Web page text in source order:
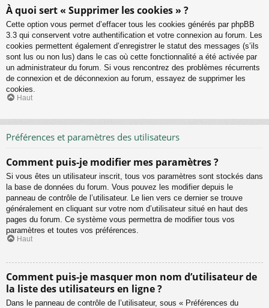
À quoi sert « Supprimer les cookies » ?
Cette option vous permet d’effacer tous les cookies générés par phpBB
3.3 qui conservent votre authentification et votre connexion au forum. Les
cookies permettent également d’enregistrer le statut des messages (s’ils
sont lus ou non lus) dans le cas où cette fonctionnalité a été activée par
un administrateur du forum. Si vous rencontrez des problèmes récurrents
de connexion et de déconnexion au forum, essayez de supprimer les
cookies.
Haut
Préférences et paramètres des utilisateurs
Comment puis-je modifier mes paramètres ?
Si vous êtes un utilisateur inscrit, tous vos paramètres sont stockés dans
la base de données du forum. Vous pouvez les modifier depuis le
panneau de contrôle de l’utilisateur. Le lien vers ce dernier se trouve
généralement en cliquant sur votre nom d’utilisateur situé en haut des
pages du forum. Ce système vous permettra de modifier tous vos
paramètres et toutes vos préférences.
Haut
Comment puis-je masquer mon nom d’utilisateur de
la liste des utilisateurs en ligne ?
Dans le panneau de contrôle de l’utilisateur, sous « Préférences du